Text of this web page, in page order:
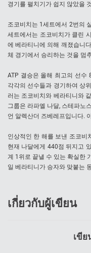
경기를 펼치기가 쉽지 않았을
조코비치는 1세트에서 2번의
세트에서는 조코비치가 클린
에 베라티니에 의해 깨졌습니
체 경기에서 승리하는 것을 멈
ATP 결승은 올해 최고의 선수
각각의 선수들과 경기하여 상
러는 조코비치와 베라티니와
그룹은 라파엘 나달, 스테파노
언 알렉산더 즈베레프입니다.
인상적인 한 해를 보낸 조코비
현재 나달에게 440점 뒤지고
계 1위로 끝낼 수 있는 확실한
일 베라티니가 승자와 맞붙는
เกี่ยวกับผู้เขียน
เขีย